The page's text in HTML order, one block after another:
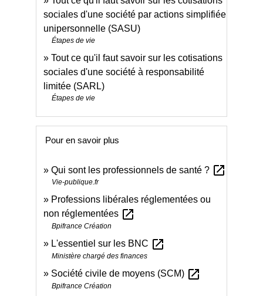
sociales d'une société par actions simplifiée
unipersonnelle (SASU)
Étapes de vie
Tout ce qu'il faut savoir sur les cotisations
sociales d'une société à responsabilité
limitée (SARL)
Étapes de vie
Pour en savoir plus
Qui sont les professionnels de santé ? open_in_new
Vie-publique.fr
Professions libérales réglementées ou
non réglementées open_in_new
Bpifrance Création
L'essentiel sur les BNC open_in_new
Ministère chargé des finances
Société civile de moyens (SCM) open_in_new
Bpifrance Création